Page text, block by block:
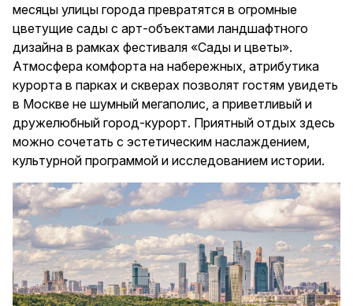
месяцы улицы города превратятся в огромные
цветущие сады с арт-объектами ландшафтного
дизайна в рамках фестиваля «Сады и цветы».
Атмосфера комфорта на набережных, атрибутика
курорта в парках и скверах позволят гостям увидеть
в Москве не шумный мегаполис, а приветливый и
дружелюбный город-курорт. Приятный отдых здесь
можно сочетать с эстетическим наслаждением,
культурной программой и исследованием истории.